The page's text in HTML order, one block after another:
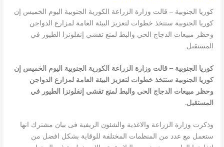
كوريا الجنوبية – قالت وزارة الزراعة الكورية الجنوبية اليوم الخميس إن
كوريا الجنوبية ستتخذ خطوات لتعزيز البيئة العامة لمزارع الدواجن
وحظر مبيعات الدجاج الحي والبط لمنع تفشي إنفلونزا الطيور في
المستقبل.
كوريا الجنوبية – قالت وزارة الزراعة الكورية الجنوبية اليوم الخميس إن
كوريا الجنوبية ستتخذ خطوات لتعزيز البيئة العامة لمزارع الدواجن
وحظر مبيعات الدجاج الحي والبط لمنع تفشي إنفلونزا الطيور في
المستقبل.
وذكرت وزارة الزراعة والاغذية والشئون الريفية فى بيان مشترك انها
ستعمل مع عدد من المنظمات المختلفة للوقاية بشكل افضل من